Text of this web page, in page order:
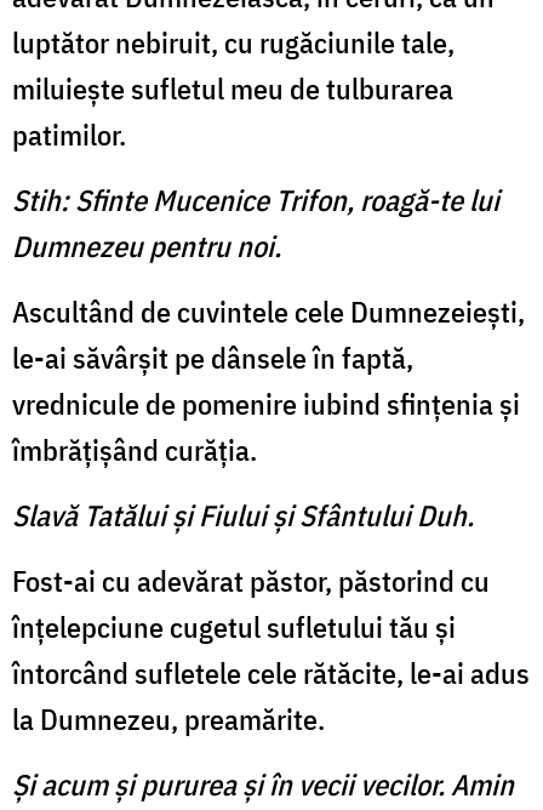
luptător nebiruit, cu rugăciunile tale,
miluieşte sufletul meu de tulburarea
patimilor.
Stih: Sfinte Mucenice Trifon, roagă-te lui
Dumnezeu pentru noi.
Ascultând de cuvintele cele Dumnezeieşti,
le-ai săvârşit pe dânsele în faptă,
vrednicule de pomenire iubind sfinţenia şi
îmbrăţişând curăţia.
Slavă Tatălui şi Fiului şi Sfântului Duh.
Fost-ai cu adevărat păstor, păstorind cu
înţelepciune cugetul sufletului tău şi
întorcând sufletele cele rătăcite, le-ai adus
la Dumnezeu, preamărite.
Şi acum şi pururea şi în vecii vecilor. Amin